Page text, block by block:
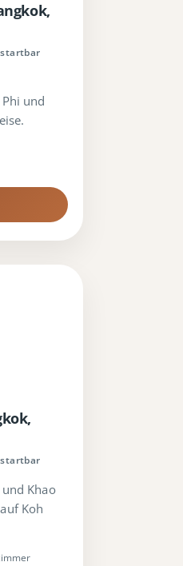
startbar
und
startbar
Khao
Koh